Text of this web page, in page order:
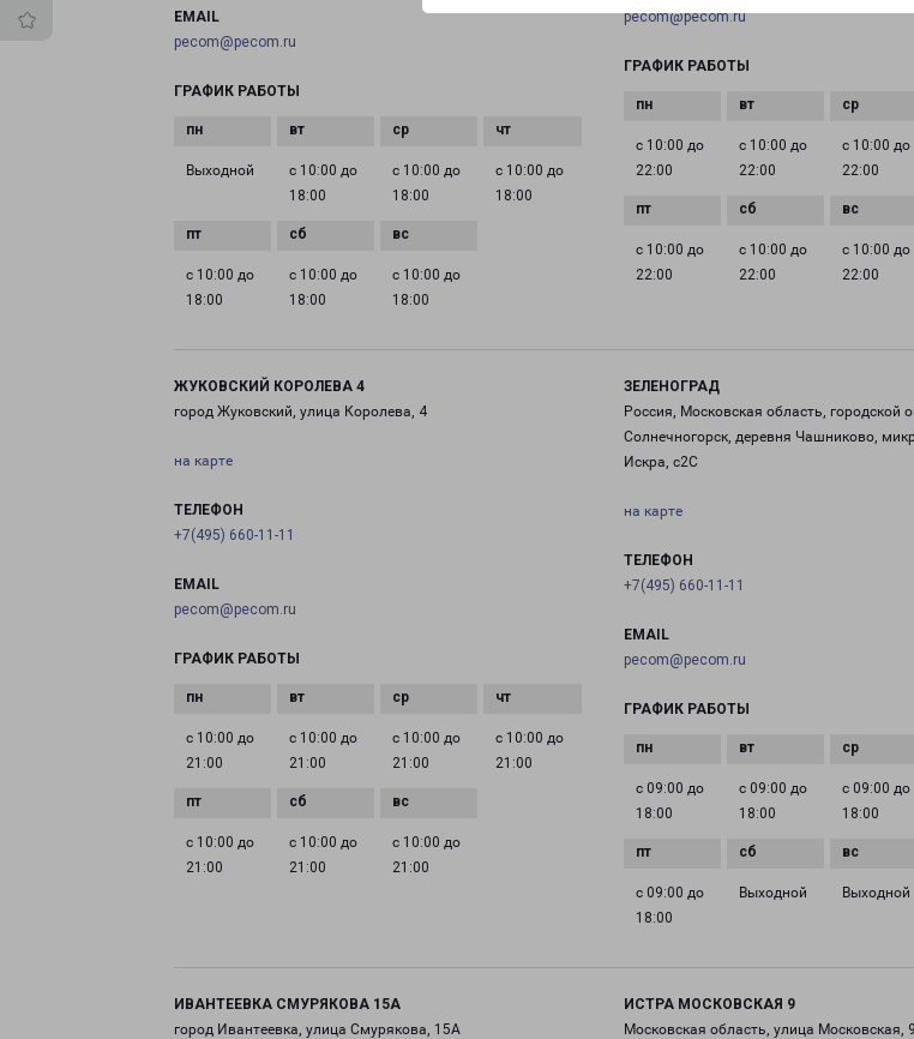
EMAIL
pecom@pecom.ru
ГРАФИК РАБОТЫ
Выходной
с 10:00 до
18:00
с 10:00 до
18:00
с 10:00 до
18:00
с 10:00 до
18:00
с 10:00 до
18:00
с 10:00 до
18:00
pecom@pecom.ru
ГРАФИК РАБОТЫ
с 10:00 до
22:00
с 10:00 до
22:00
с 10:00 до
22:00
с 10:00 до
22:00
с 10:00 до
22:00
с 10:00 до
22:00
ЖУКОВСКИЙ КОРОЛЕВА 4
город Жуковский, улица Королева, 4
на карте
ТЕЛЕФОН
+7(495) 660-11-11
EMAIL
pecom@pecom.ru
ГРАФИК РАБОТЫ
с 10:00 до
21:00
с 10:00 до
21:00
с 10:00 до
21:00
с 10:00 до
21:00
с 10:00 до
21:00
с 10:00 до
21:00
с 10:00 до
21:00
ЗЕЛЕНОГРАД
Россия, Московская область, городской
Солнечногорск, деревня Чашниково,
Искра, с2С
на карте
ТЕЛЕФОН
+7(495) 660-11-11
EMAIL
pecom@pecom.ru
ГРАФИК РАБОТЫ
с 09:00 до
18:00
с 09:00 до
18:00
с 09:00 до
18:00
с 09:00 до
18:00
Выходной Выходной
ИВАНТЕЕВКА СМУРЯКОВА 15А
город Ивантеевка, улица Смурякова, 15А
ИСТРА МОСКОВСКАЯ 9
Московская область, улица Московская, 9